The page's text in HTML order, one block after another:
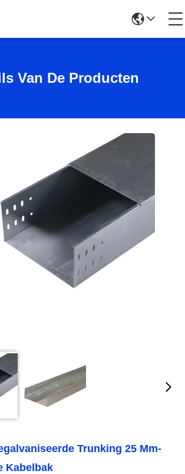
Van De Producten
Trunking 25 Mm-
Kabelbak